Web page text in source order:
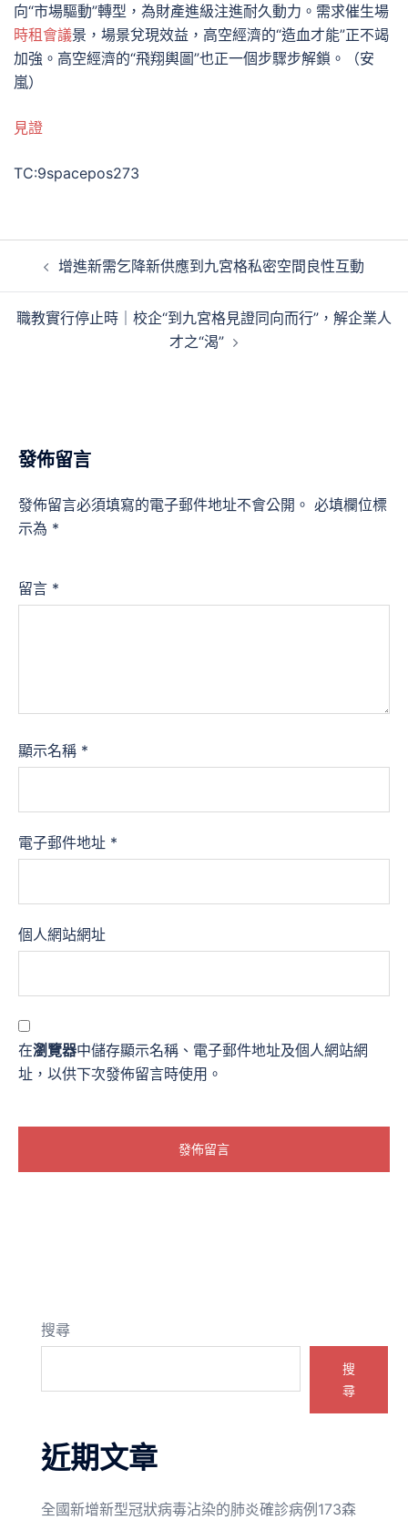
向“市場驅動”轉型，為財產進級注進耐久動力。需求催生場
時租會議景，場景兌現效益，高空經濟的“造血才能”正不竭
加強。高空經濟的“飛翔輿圖”也正一個步驟步解鎖。（安
嵐）
見證
TC:9spacepos273
覽
增進新需乞降新供應到九宮格私密空間良性互動
職教實行停止時｜校企“到九宮格見證同向而行”，解企業人
才之“渴”
發佈留言
發佈留言必須填寫的電子郵件地址不會公開。 必填欄位標
示為 *
留言 *
顯示名稱 *
電子郵件地址 *
個人網站網址
在瀏覽器中儲存顯示名稱、電子郵件地址及個人網站網
址，以供下次發佈留言時使用。
搜尋
搜
尋
近期文章
全國新增新型冠狀病毒沾染的肺炎確診病例173森